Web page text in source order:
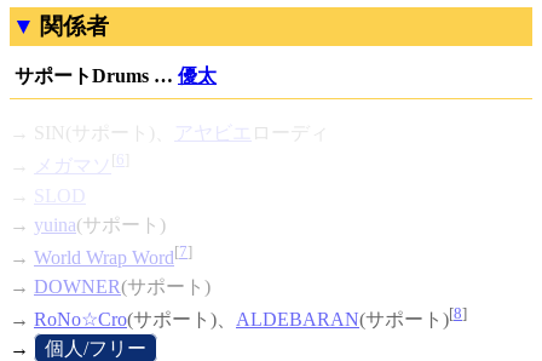
関係者
サポートDrums … 優太
→ SIN(サポート)、 アヤビエ ローディ
→
メガマソ [ 6
→ SLOD
→ yuina(サポート)
→ World Wrap Word[7]
→ DOWNER(サポート)
→ RoNo☆Cro(サポート)、 ALDEBARAN(サポート)[8]
→ 個人/フリー